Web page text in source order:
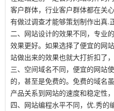
客户群体，行业客户群体都在关
有做过调查才能够策划制作出真.
二、网站设计的效果不同，专业
效果更好。如果选择了便宜的网
站做出来的效果也就大打折扣了
三、空间域名不同，便宜的网站
的，甚至是免费的。免费的域名
产品关系到网站的速度和稳定性，
四、网站编程水平不同，优.秀的